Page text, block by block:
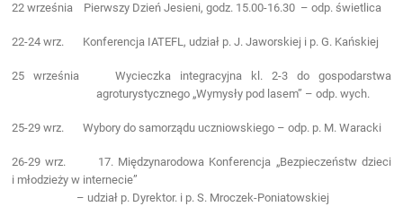
22 września Pierwszy Dzień Jesieni, godz. 15.00-16.30 – odp. świetlica
22-24 wrz. Konferencja IATEFL, udział p. J. Jaworskiej i p. G. Kańskiej
25 września Wycieczka integracyjna kl. 2-3 do gospodarstwa
agroturystycznego „Wymysły pod lasem” – odp. wych.
25-29 wrz. Wybory do samorządu uczniowskiego – odp. p. M. Waracki
26-29 wrz. 17. Międzynarodowa Konferencja „Bezpieczeństw dzieci
i młodzieży w internecie”
– udział p. Dyrektor. i p. S. Mroczek-Poniatowskiej